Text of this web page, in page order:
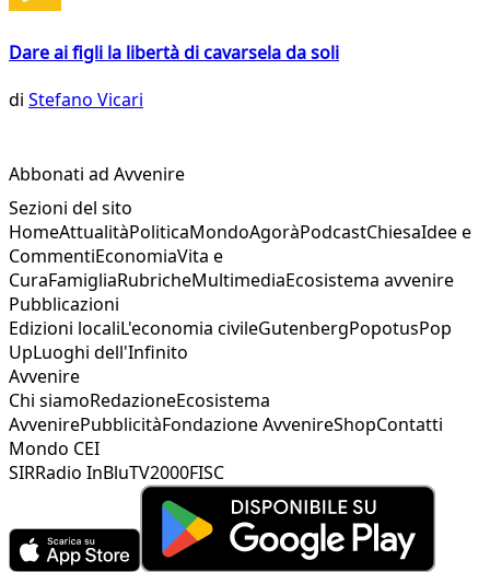
Dare ai figli la libertà di cavarsela da soli
di Stefano Vicari
Abbonati ad Avvenire
Sezioni del sito
HomeAttualitàPoliticaMondoAgoràPodcastChiesaIdee e
CommentiEconomiaVita e
CuraFamigliaRubricheMultimediaEcosistema avvenire
Pubblicazioni
Edizioni localiL'economia civileGutenbergPopotusPop
UpLuoghi dell'Infinito
Avvenire
Chi siamoRedazioneEcosistema
AvvenirePubblicitàFondazione AvvenireShopContatti
Mondo CEI
SIRRadio InBluTV2000FISC